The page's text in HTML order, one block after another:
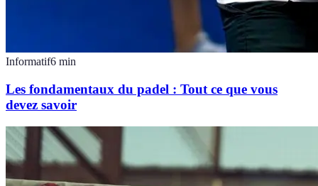
Informatif6 min
Les fondamentaux du padel : Tout ce que vous
devez savoir